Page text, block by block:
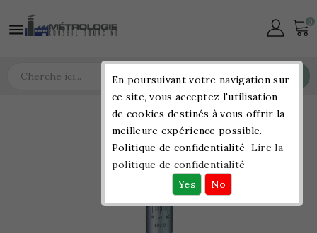
 0
Chercher
En poursuivant votre navigation sur
ce site, vous acceptez l'utilisation
de cookies destinés à vous offrir la
meilleure expérience possible.
Politique de confidentialité Lire la
politique de confidentialité